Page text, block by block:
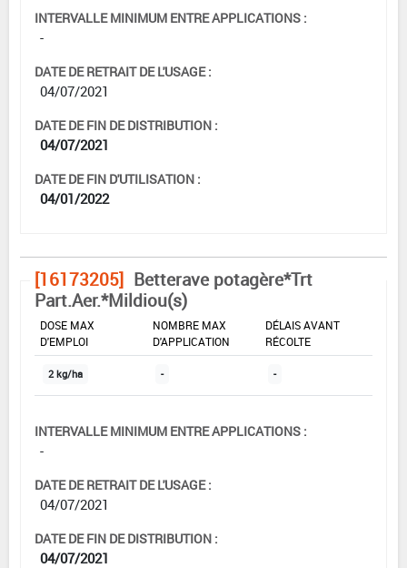
INTERVALLE MINIMUM ENTRE APPLICATIONS :
-
DATE DE RETRAIT DE L'USAGE :
04/07/2021
DATE DE FIN DE DISTRIBUTION :
04/07/2021
DATE DE FIN D'UTILISATION :
04/01/2022
[16173205] Betterave potagère*Trt
Part.Aer.*Mildiou(s)
DOSE MAX
D'EMPLOI
NOMBRE MAX
D'APPLICATION
DÉLAIS AVANT
RÉCOLTE
2 kg/ha - -
INTERVALLE MINIMUM ENTRE APPLICATIONS :
-
DATE DE RETRAIT DE L'USAGE :
04/07/2021
DATE DE FIN DE DISTRIBUTION :
04/07/2021